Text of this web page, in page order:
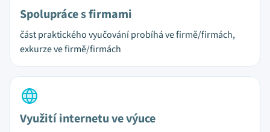
Spolupráce s firmami
část praktického vyučování probíhá ve firmě/firmách,
exkurze ve firmě/firmách
Využití internetu ve výuce